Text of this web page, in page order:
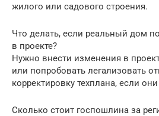
жилого или садового строения.
Что делать, если реальный дом
в проекте?
Нужно внести изменения в
или попробовать легализовать
корректировку техплана, если
Сколько стоит госпошлина за